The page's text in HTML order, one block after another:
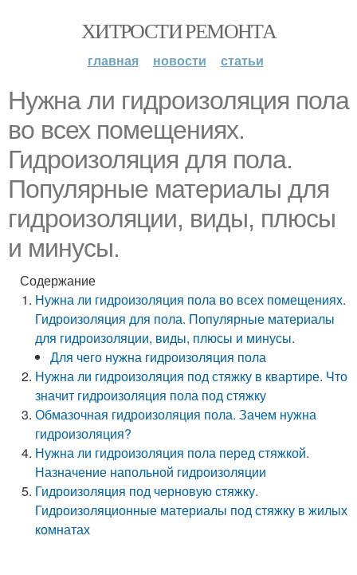
ХИТРОСТИ РЕМОНТА
главная новости статьи
Нужна ли гидроизоляция пола
во всех помещениях.
Гидроизоляция для пола.
Популярные материалы для
гидроизоляции, виды, плюсы
и минусы.
Содержание
Нужна ли гидроизоляция пола во всех помещениях.
Гидроизоляция для пола. Популярные материалы
для гидроизоляции, виды, плюсы и минусы.
Для чего нужна гидроизоляция пола
Нужна ли гидроизоляция под стяжку в квартире. Что
значит гидроизоляция пола под стяжку
Обмазочная гидроизоляция пола. Зачем нужна
гидроизоляция?
Нужна ли гидроизоляция пола перед стяжкой.
Назначение напольной гидроизоляции
Гидроизоляция под черновую стяжку.
Гидроизоляционные материалы под стяжку в жилых
комнатах